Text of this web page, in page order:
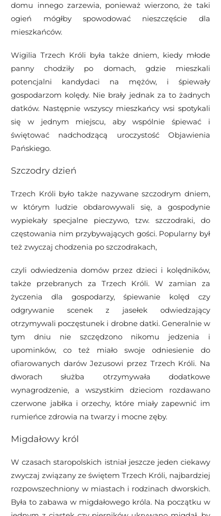
domu innego zarzewia, ponieważ wierzono, że taki
ogień mógłby spowodować nieszczęście dla
mieszkańców.
Wigilia Trzech Króli była także dniem, kiedy młode
panny chodziły po domach, gdzie mieszkali
potencjalni kandydaci na mężów, i śpiewały
gospodarzom kolędy. Nie brały jednak za to żadnych
datków. Następnie wszyscy mieszkańcy wsi spotykali
się w jednym miejscu, aby wspólnie śpiewać i
świętować nadchodzącą uroczystość Objawienia
Pańskiego.
Szczodry dzień
Trzech Króli było także nazywane szczodrym dniem,
w którym ludzie obdarowywali się, a gospodynie
wypiekały specjalne pieczywo, tzw. szczodraki, do
częstowania nim przybywających gości. Popularny był
też zwyczaj chodzenia po szczodrakach,
czyli odwiedzenia domów przez dzieci i kolędników,
także przebranych za Trzech Króli. W zamian za
życzenia dla gospodarzy, śpiewanie kolęd czy
odgrywanie scenek z jasełek odwiedzający
otrzymywali poczęstunek i drobne datki. Generalnie w
tym dniu nie szczędzono nikomu jedzenia i
upominków, co też miało swoje odniesienie do
ofiarowanych darów Jezusowi przez Trzech Króli. Na
dworach służba otrzymywała dodatkowe
wynagrodzenie, a wszystkim dzieciom rozdawano
czerwone jabłka i orzechy, które miały zapewnić im
rumieńce zdrowia na twarzy i mocne zęby.
Migdałowy król
W czasach staropolskich istniał jeszcze jeden ciekawy
zwyczaj związany ze świętem Trzech Króli, najbardziej
rozpowszechniony w miastach i rodzinach dworskich.
Była to zabawa w migdałowego króla. Na początku w